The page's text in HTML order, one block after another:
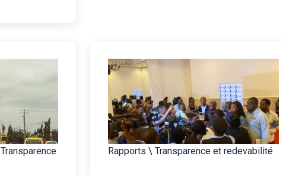
Transparence
Rapports \ Transparence et redevabilité